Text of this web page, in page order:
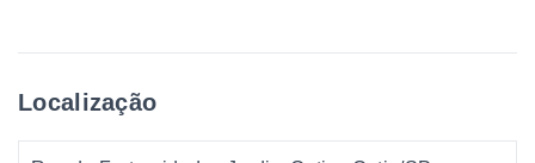
Localização